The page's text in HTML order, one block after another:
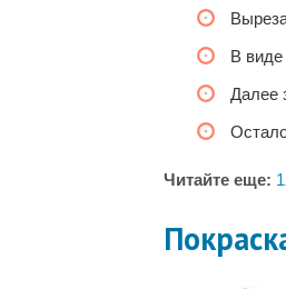
В виде
Далее
Читайте еще: